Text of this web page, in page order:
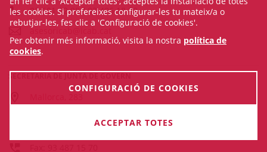
93 601 12 98 / 93 496 18 80
asesoricab@icab.cat
93 601 12 28 / 93 496 18 80
les cookies. Si prefereixes configurar-les tu mateix/a o
rebutjar-les, fes clic a 'Configuració de cookies'.
Per obtenir més informació, visita la nostra política de
cookies.
CONFIGURACIÓ DE COOKIES
ACCEPTAR TOTES